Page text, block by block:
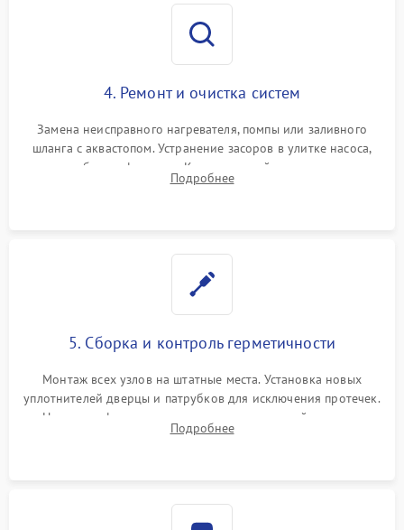
4. Ремонт и очистка систем
Замена неисправного нагревателя, помпы или заливного
шланга с аквастопом. Устранение засоров в улитке насоса,
патрубках и фильтрах. Компонентный ремонт платы
управления, восстановление поврежденной проводки.
Подробнее
5. Сборка и контроль герметичности
Монтаж всех узлов на штатные места. Установка новых
уплотнителей дверцы и патрубков для исключения протечек.
Надежная фиксация хомутов гидравлической системы,
сборка корпуса и установка датчика поплавка.
Подробнее